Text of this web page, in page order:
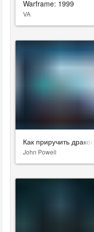
Warframe: 1999
VA
Как приручить
John Powell